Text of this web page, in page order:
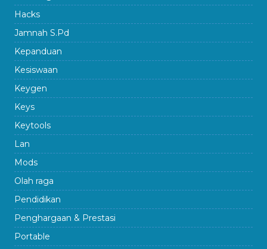
Hacks
Jamnah S.Pd
Kepanduan
Kesiswaan
Keygen
Keys
Keytools
Lan
Mods
Olah raga
Pendidikan
Penghargaan & Prestasi
Portable